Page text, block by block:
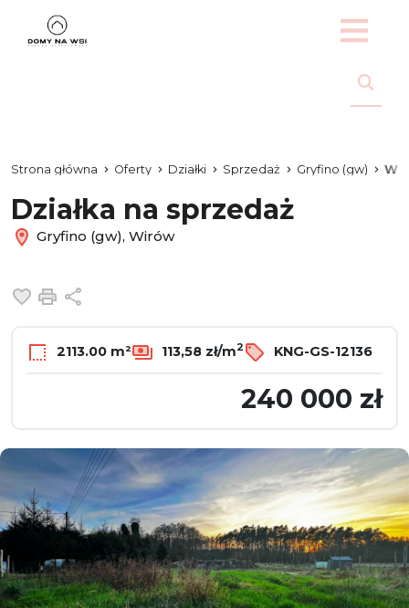
Strona główna Oferty Działki Sprzedaż Gryfino (gw)
Działka na sprzedaż
Gryfino (gw), Wirów
Dodaj do ulubionych
Drukuj
2113.00 m² 113,58 zł/m2 KNG-GS-12136
240 000 zł